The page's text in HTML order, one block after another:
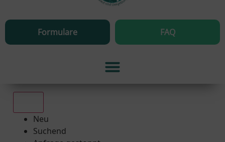
Formulare FAQ
Neu
Suchend